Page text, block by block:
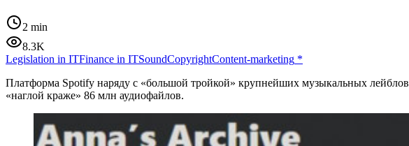
2 min
8.3K
Legislation in ITFinance in ITSoundCopyrightContent-marketing *
Платформа Spotify наряду с «большой тройкой» крупнейших музыкальных лейблов
«наглой краже» 86 млн аудиофайлов.